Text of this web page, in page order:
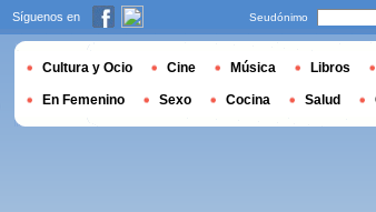
Síguenos en Seudónimo
Cultura y Ocio Cine Música Libros
En Femenino Sexo Cocina Salud